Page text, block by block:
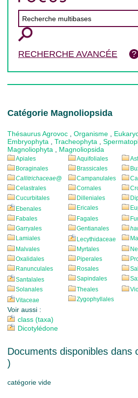
RECHERCHE AVANCÉE
Catégorie Magnoliopsida
Thésaurus Agrovoc Organisme
Embryophyta
Tracheophyta
Magnoliophyta
Magnoliopsida
Apiales Aquifoliales
Boraginales
Brassicales
Callitrichaceae@ Campanulales
Celastrales
Cornales
Cucurbitales
Dilleniales
Ebenales
Ericales
Fabales
Fagales
Garryales
Gentianales
Lamiales
Lecythidaceae
Malvales
Myrtales
Oxalidales
Piperales
Ranunculales
Rosales
Santalales
Sapindales
Solanales
Theales
Vitaceae
Zygophyllales
Voir aussi :
class (taxa)
Dicotylédone
Documents disponibles dans
)
catégorie vide